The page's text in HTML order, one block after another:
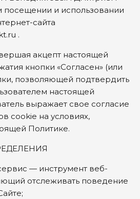
и использовании
сайта
.
акцепт настоящей
кнопки «Согласен» (или
позволяющей подтвердить
настоящей
выражает свое согласие
cookie на условиях,
Политике.
— инструмент веб-
отслеживать поведение